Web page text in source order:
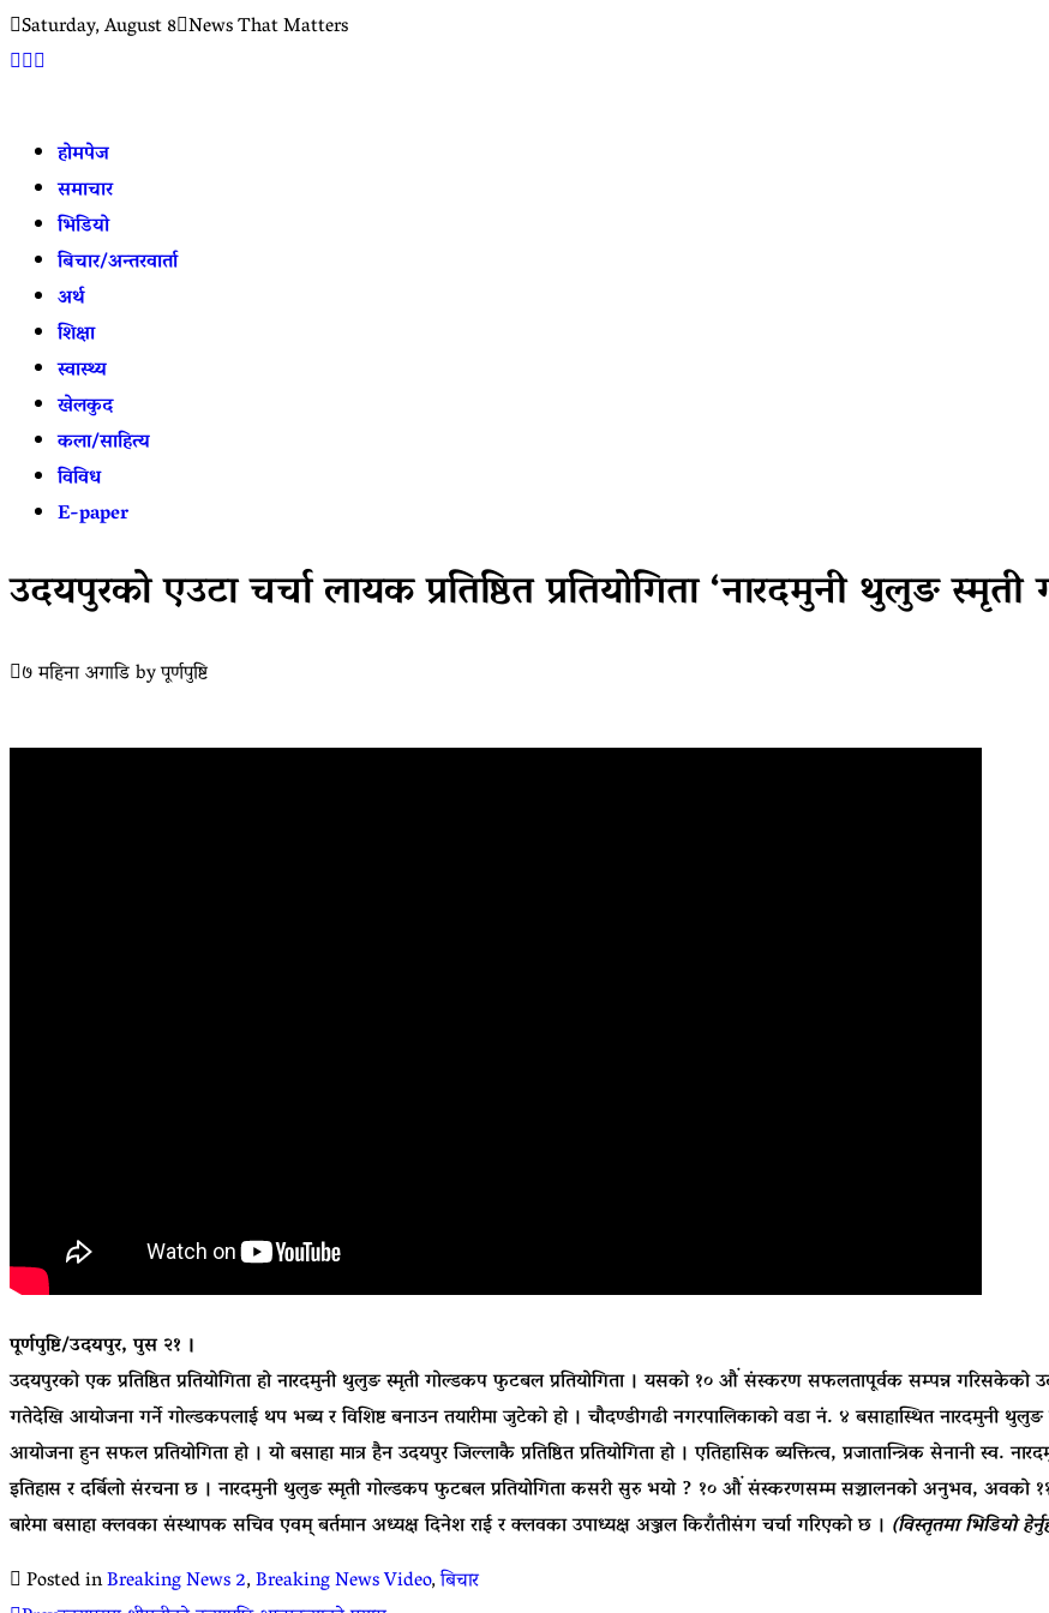
Saturday, August 8 News That Matters
होमपेज
समाचार
भिडियो
बिचार/अन्तरवार्ता
अर्थ
शिक्षा
स्वास्थ्य
खेलकुद
कला/साहित्य
विविध
E-paper
उदयपुरकाे एउटा चर्चा लायक प्रतिष्ठित प्रतियाेगिता ‘नारदमुनी थुलुङ
७ महिना अगाडिbyपूर्णपुष्टि
पूर्णपुष्टि/उदयपुर, पुस २१ ।
उदयपुरको एक प्रतिष्ठित प्रतियोगिता हो नारदमुनी थुलुङ स्मृती गोल्डकप फुटबल प्रतियोगिता । यसको १० औं संस्करण सफलतापूर्वक सम्पन्न
गतेदेखि आयोजना गर्ने गोल्डकपलाई थप भब्य र विशिष्ट बनाउन तयारीमा जुटेको हो । चौदण्डीगढी नगरपालिकाको वडा नं. ४ बसाहास्थित नारदमुनी
आयोजना हुन सफल प्रतियोगिता हो । यो बसाहा मात्र हैन उदयपुर जिल्लाकै प्रतिष्ठित प्रतियोगिता हो । एतिहासिक ब्यक्तित्व, प्रजातान्त्रिक सेनानी
इतिहास र दर्बिलो संरचना छ । नारदमुनी थुलुङ स्मृती गोल्डकप फुटबल प्रतियोगिता कसरी सुरु भयो ? १० औं संस्करणसम्म सञ्चालनको अनुभव, अवको
बारेमा बसाहा क्लवका संस्थापक सचिव एवम् बर्तमान अध्यक्ष दिनेश राई र क्लवका उपाध्यक्ष अञ्जल किराँतीसंग चर्चा गरिएको छ । (विस्तृतमा भिडियाे
Posted inBreaking News 2,Breaking News Video,बिचार